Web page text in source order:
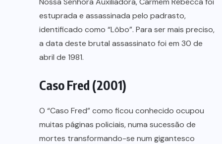
estuprada e assassinada pelo padrasto,
identificado como “Lôbo”. Para ser mais preciso,
a data deste brutal assassinato foi em 30 de
abril de 1981.
Caso Fred (2001)
O “Caso Fred” como ficou conhecido ocupou
muitas páginas policiais, numa sucessão de
mortes transformando-se num gigantesco